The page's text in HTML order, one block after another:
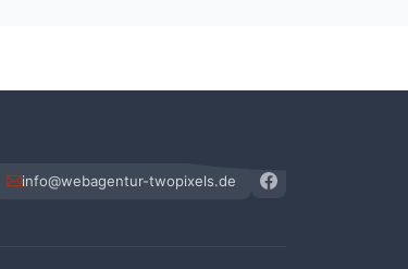
info@webagentur-twopixels.de